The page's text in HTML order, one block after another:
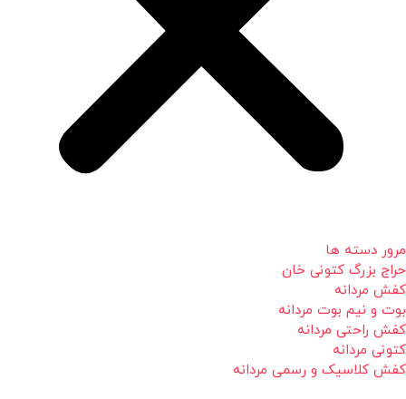
مرور دسته ها
حراج بزرگ کتونی خان
کفش مردانه
بوت و نیم بوت مردانه
کفش راحتی مردانه
کتونی مردانه
کفش کلاسیک و رسمی مردانه